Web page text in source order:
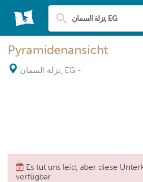
Pyramidenansicht
نزلة السمان, EG -
Es tut uns leid, aber diese
verfügbar